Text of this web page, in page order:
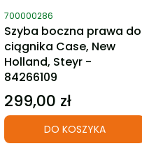
Kod produktu
700000286
Szyba boczna prawa do
ciągnika Case, New
Holland, Steyr -
84266109
Cena
299,00 zł
DO KOSZYKA